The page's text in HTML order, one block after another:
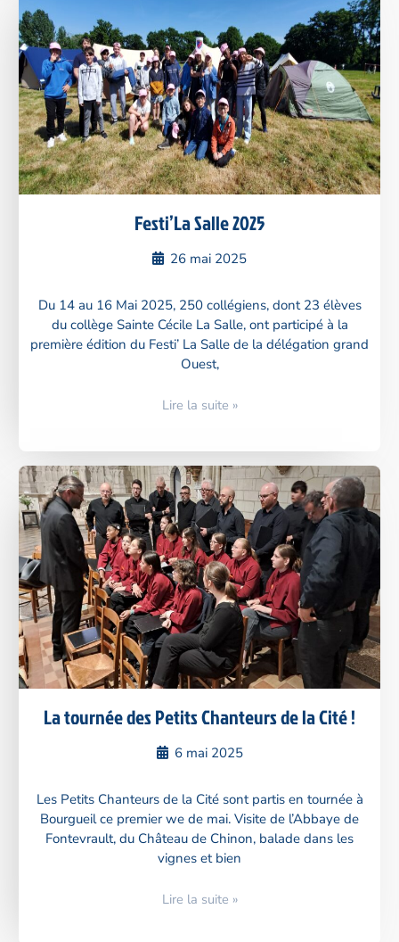
Festi’La Salle 2025
26 mai 2025
Du 14 au 16 Mai 2025, 250 collégiens, dont 23 élèves
du collège Sainte Cécile La Salle, ont participé à la
première édition du Festi’ La Salle de la délégation grand
Ouest,
Lire la suite »
La tournée des Petits Chanteurs de la Cité !
6 mai 2025
Les Petits Chanteurs de la Cité sont partis en tournée à
Bourgueil ce premier we de mai. Visite de l’Abbaye de
Fontevrault, du Château de Chinon, balade dans les
vignes et bien
Lire la suite »